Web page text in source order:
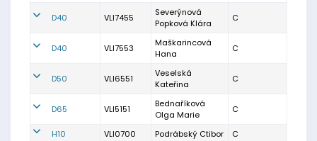
D40 VLI7455
Severýnová
Popková Klára
C
D40 VLI7553
Maškarincová
Hana
C
D50 VLI6551
Veselská
Kateřina
C
D65 VLI5151
Bednaříková
Olga Marie
C
H10 VLI0700 Podrábský Ctibor
C